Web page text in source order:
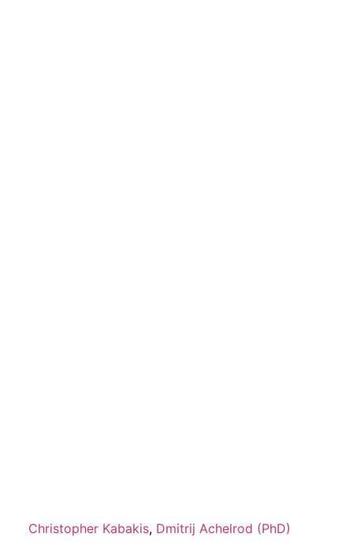
Christopher Kabakis, Dmitrij Achelrod (PhD)